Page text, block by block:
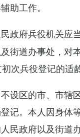
助工作。
府兵役机关应
街道办事处，对
次兵役登记的适
设区的市、市辖
记。本人因身体
民政府以及街道